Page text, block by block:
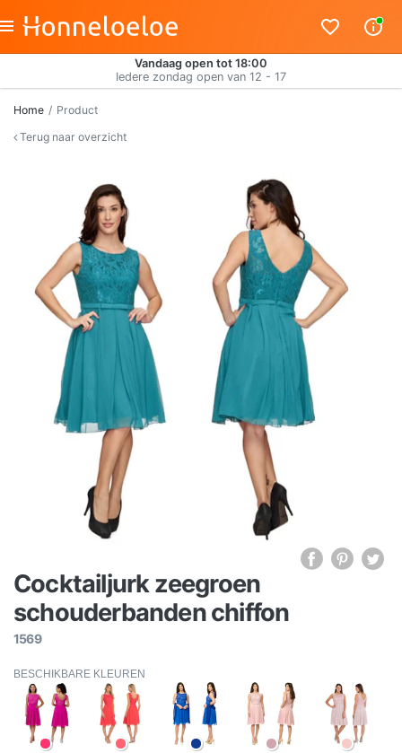
Vandaag open tot 18:00
Iedere zondag open van 12 - 17
Home
Product
Terug naar overzicht
Cocktailjurk zeegroen
schouderbanden chiffon
1569
BESCHIKBARE KLEUREN